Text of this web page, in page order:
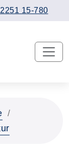
15-780